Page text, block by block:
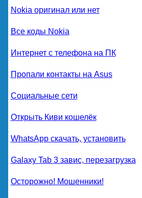
Nokia оригинал или нет
Все коды Nokia
Интернет с телефона на ПК
Пропали контакты на Asus
Социальные сети
Открыть Киви кошелёк
WhatsApp скачать, установить
Galaxy Tab 3 завис, перезагрузка
Осторожно! Мошенники!